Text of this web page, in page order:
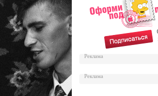
Реклама
Реклама